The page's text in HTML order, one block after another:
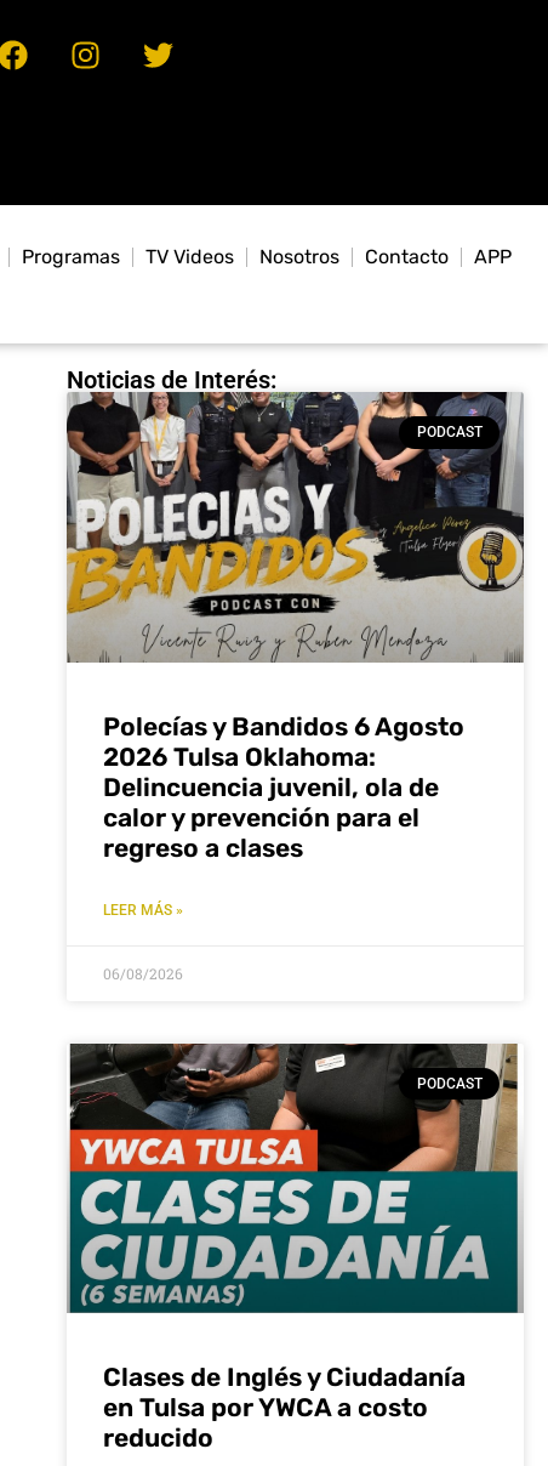
Programas TV Videos Nosotros Contacto APP
Noticias de Interés:
PODCAST
Polecías y Bandidos 6 Agosto
2026 Tulsa Oklahoma:
Delincuencia juvenil, ola de
calor y prevención para el
regreso a clases
LEER MÁS »
06/08/2026
PODCAST
Clases de Inglés y Ciudadanía
en Tulsa por YWCA a costo
reducido